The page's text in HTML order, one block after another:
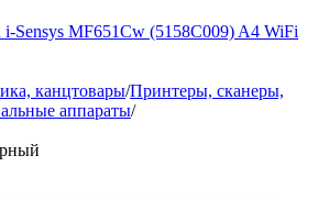
Sensys MF651Cw (5158C009) A4 WiFi
канцтовары/Принтеры, сканеры,
аппараты/